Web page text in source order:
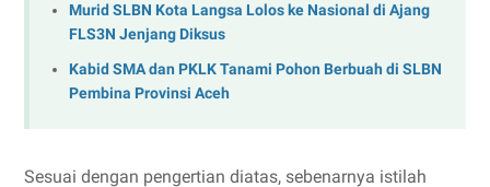
Murid SLBN Kota Langsa Lolos ke Nasional di Ajang
FLS3N Jenjang Diksus
Kabid SMA dan PKLK Tanami Pohon Berbuah di SLBN
Pembina Provinsi Aceh
Sesuai dengan pengertian diatas, sebenarnya istilah